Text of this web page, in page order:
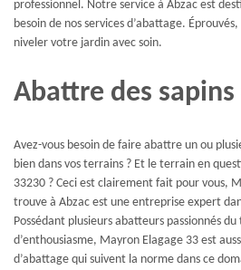
professionnel. Notre service à Abzac est
besoin de nos services d’abattage.
niveler votre jardin avec soin.
Abattre des sapins
Avez-vous besoin de faire abattre un ou
bien dans vos terrains ? Et le terrain en
33230 ? Ceci est clairement fait pour vous,
trouve à Abzac est une entreprise expert
Possédant plusieurs abatteurs passionnés
d’enthousiasme, Mayron Elagage 33 est
d’abattage qui suivent la norme dans ce